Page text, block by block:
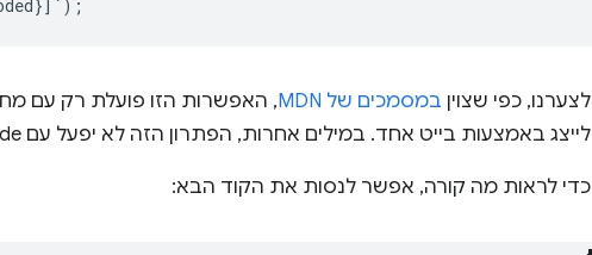
}]`);
לצערנו, כפי שצוין במסמכים של MDN
לייצג באמצעות בייט אחד. במילים אחרות, הפתרון הזה לא יפעל עם Unicode.
כדי לראות מה קורה, אפשר לנסות את הקוד הבא: